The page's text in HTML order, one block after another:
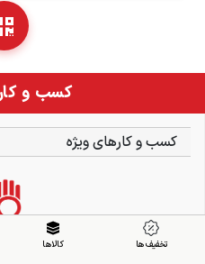
کسب و
کسب و کارهای ویژه
تخفیف ها کالاها